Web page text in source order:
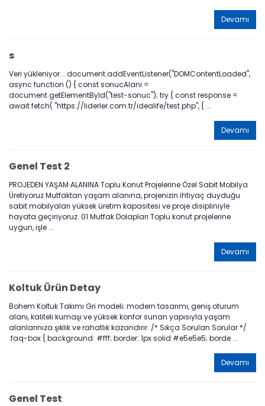
Devamı
s
Veri yükleniyor... document.addEventListener("DOMContentLoaded",
async function () { const sonucAlani =
document.getElementById("test-sonuc"); try { const response =
await fetch( "https://liderler.com.tr/idealife/test.php", { ...
Devamı
Genel Test 2
PROJEDEN YAŞAM ALANINA Toplu Konut Projelerine Özel Sabit Mobilya
Üretiyoruz Mutfaktan yaşam alanına, projenizin ihtiyaç duyduğu
sabit mobilyaları yüksek üretim kapasitesi ve proje disipliniyle
hayata geçiriyoruz. 01 Mutfak Dolapları Toplu konut projelerine
uygun, işle ...
Devamı
Koltuk Ürün Detay
Bohem Koltuk Takımı Gri modeli; modern tasarımı, geniş oturum
alanı, kaliteli kumaşı ve yüksek konfor sunan yapısıyla yaşam
alanlarınıza şıklık ve rahatlık kazandırır. /* Sıkça Sorulan Sorular */
.faq-box { background: #fff; border: 1px solid #e5e5e5; borde ...
Devamı
Genel Test